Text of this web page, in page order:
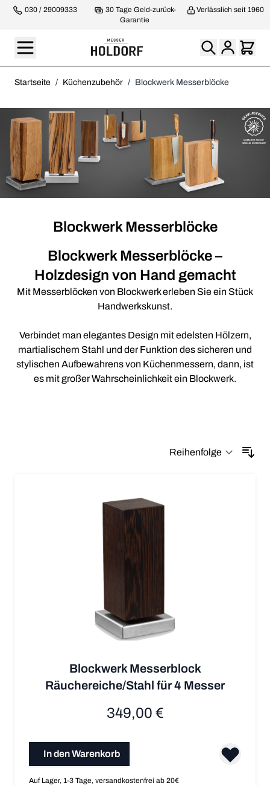
030 / 29009333
30 Tage Geld-zurück-
Garantie
Verlässlich seit 1960
Startseite / Küchenzubehör / Blockwerk Messerblöcke
Blockwerk Messerblöcke
Blockwerk Messerblöcke –
Holzdesign von Hand gemacht
Mit Messerblöcken von Blockwerk erleben Sie ein Stück
Handwerkskunst.
Verbindet man elegantes Design mit edelsten Hölzern,
martialischem Stahl und der Funktion des sicheren und
stylischen Aufbewahrens von Küchenmessern, dann, ist
es mit großer Wahrscheinlichkeit ein Blockwerk.
Blockwerk Messerblock
Räuchereiche/Stahl für 4 Messer
349,00 €
In den Warenkorb
Auf Lager, 1-3 Tage, versandkostenfrei ab 20€